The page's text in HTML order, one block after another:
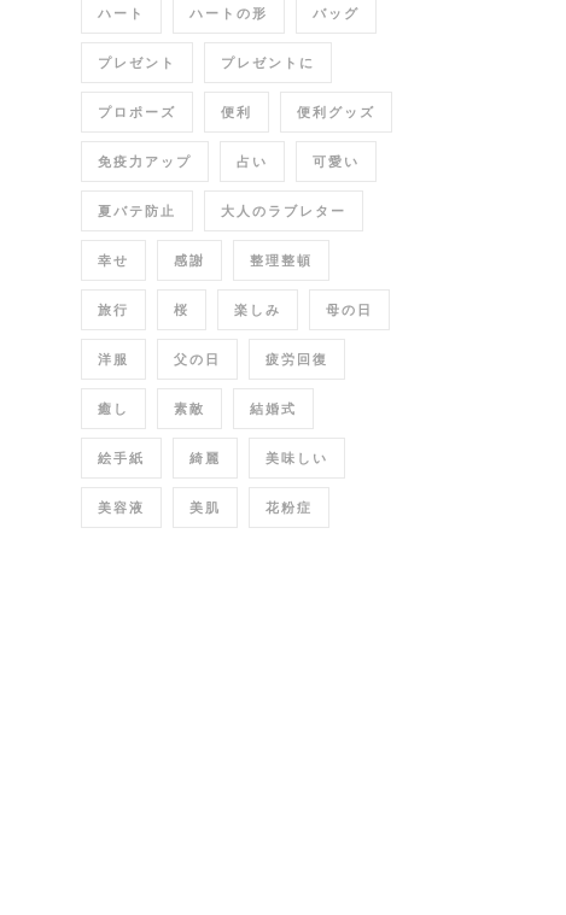
ハート ハートの形 バッグ
プレゼント プレゼントに
プロポーズ 便利 便利グッズ
免疫力アップ 占い 可愛い
夏バテ防止 大人のラブレター
幸せ 感謝 整理整頓
旅行 桜 楽しみ 母の日
洋服 父の日 疲労回復
癒し 素敵 結婚式
絵手紙 綺麗 美味しい
美容液 美肌 花粉症